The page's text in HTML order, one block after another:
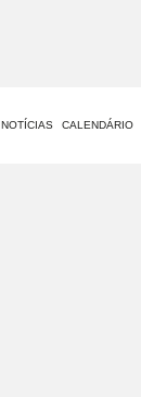
NOTÍCIAS CALENDÁRIO